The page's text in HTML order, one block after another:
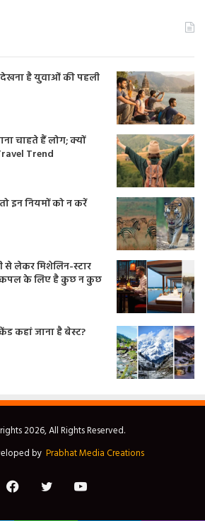
है युवाओं की पहली
चाहते हैं लोग; क्यों
Trend
इन नियमों को न करें
से लेकर मिशेलिन-स्टार
कपल के लिए है कुछ न कुछ
कहां जाना है बेस्ट?
2026, All Rights Reserved.
by Prabhat Media Creations
FacebookTwitterYouTube